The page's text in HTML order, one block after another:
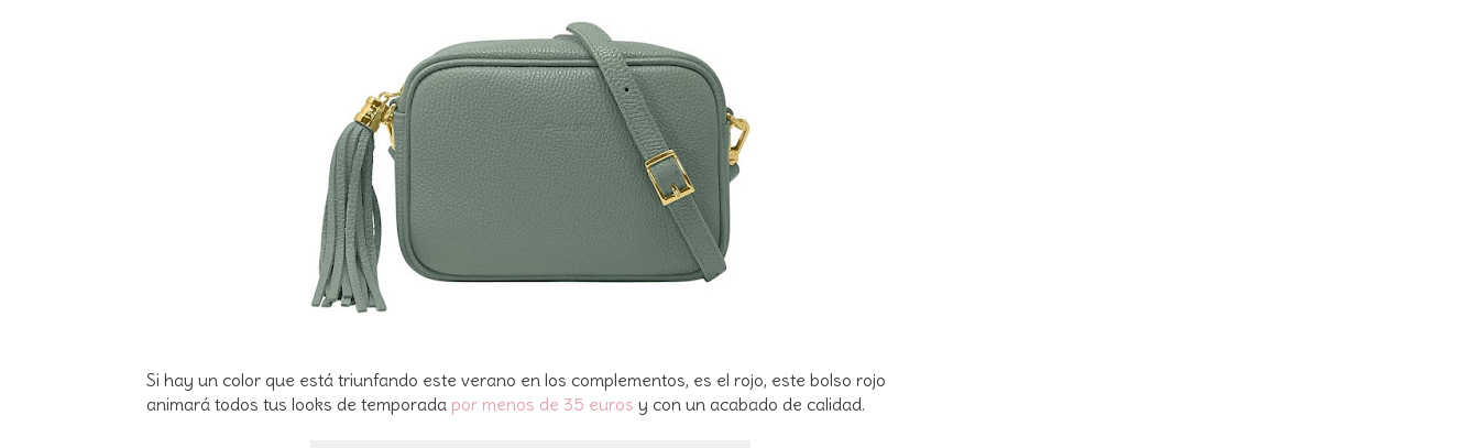
Si hay un color que está triunfando este verano en los complementos, es el rojo, este bolso rojo
animará todos tus looks de temporada por menos de 35 euros y con un acabado de calidad.